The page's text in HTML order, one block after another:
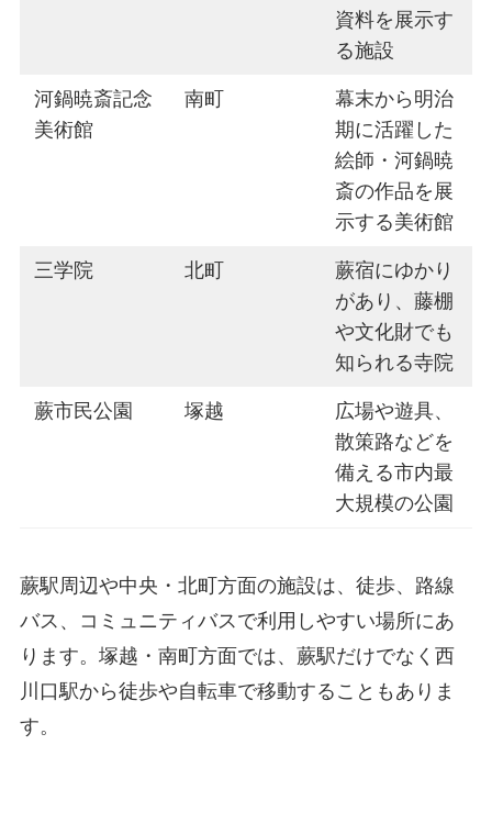
資料を展示す
る施設
河鍋暁斎記念
美術館
南町
幕末から明治
期に活躍した
絵師・河鍋暁
斎の作品を展
示する美術館
三学院 北町
蕨宿にゆかり
があり、藤棚
や文化財でも
知られる寺院
蕨市民公園 塚越
広場や遊具、
散策路などを
備える市内最
大規模の公園
蕨駅周辺や中央・北町方面の施設は、徒歩、路線
バス、コミュニティバスで利用しやすい場所にあ
ります。塚越・南町方面では、蕨駅だけでなく西
川口駅から徒歩や自転車で移動することもありま
す。